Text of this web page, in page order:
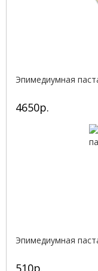
Эпимедиумная
4650р.
Эпимедиумная
510р.